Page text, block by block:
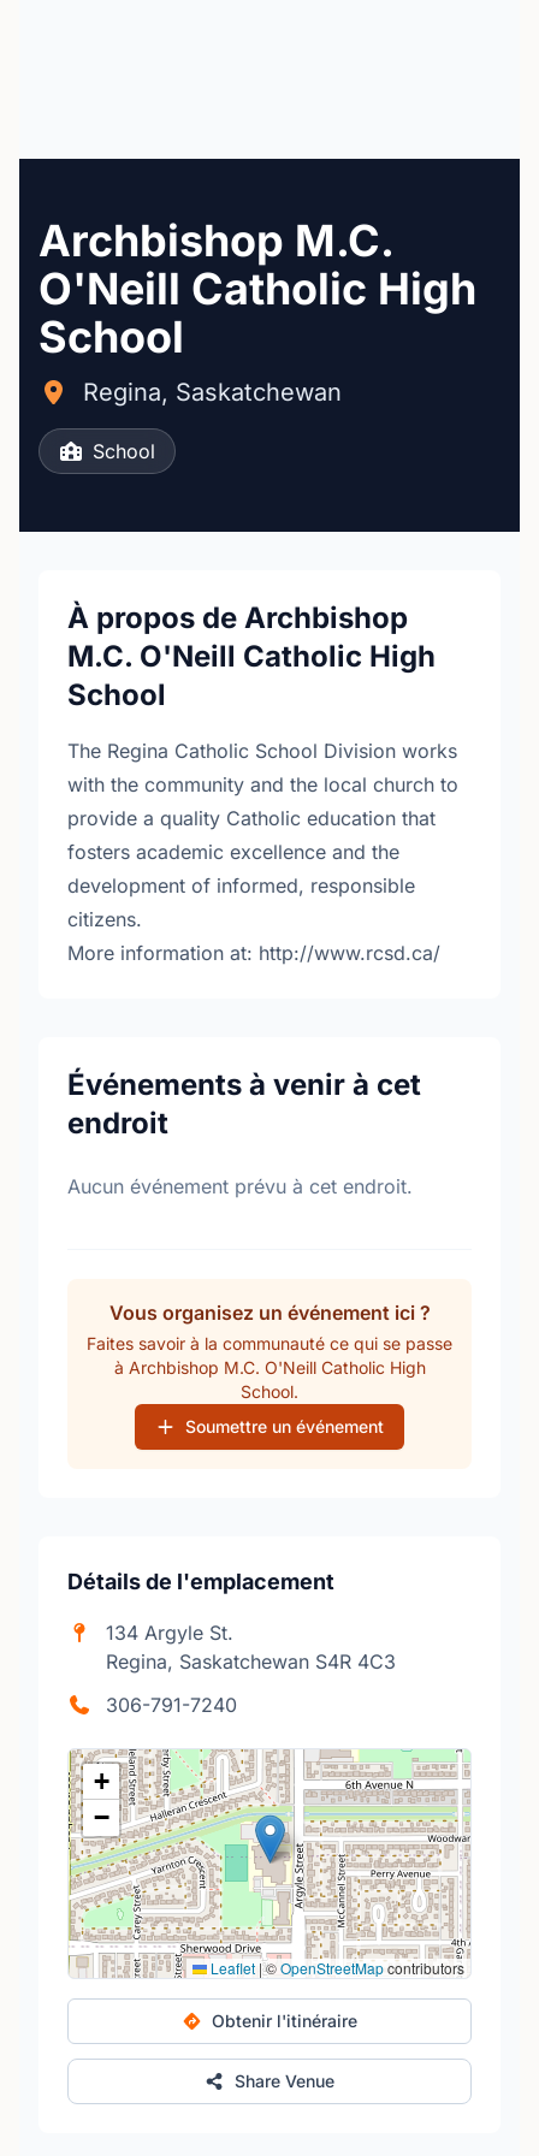
Archbishop M.C.
O'Neill Catholic High
School
Regina, Saskatchewan
School
À propos de Archbishop
M.C. O'Neill Catholic High
School
The Regina Catholic School Division works
with the community and the local church to
provide a quality Catholic education that
fosters academic excellence and the
development of informed, responsible
citizens.
More information at: http://www.rcsd.ca/
Événements à venir à cet
endroit
Aucun événement prévu à cet endroit.
Vous organisez un événement ici ?
Faites savoir à la communauté ce qui se passe
à Archbishop M.C. O'Neill Catholic High
School.
Soumettre un événement
Détails de l'emplacement
134 Argyle St.
Regina, Saskatchewan S4R 4C3
306-791-7240
+
−
Leaflet |©OpenStreetMapcontributors
Obtenir l'itinéraire
Share Venue